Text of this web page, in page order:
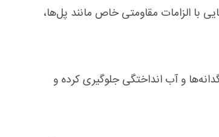
با الزامات مقاومتی خاص مانند پل‌ها،
و آب انداختگی جلوگیری کرده و